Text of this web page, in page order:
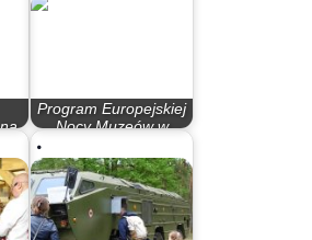
Program Europejskiej
Nocy Muzeów w